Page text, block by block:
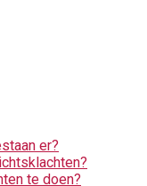
er?
te doen?